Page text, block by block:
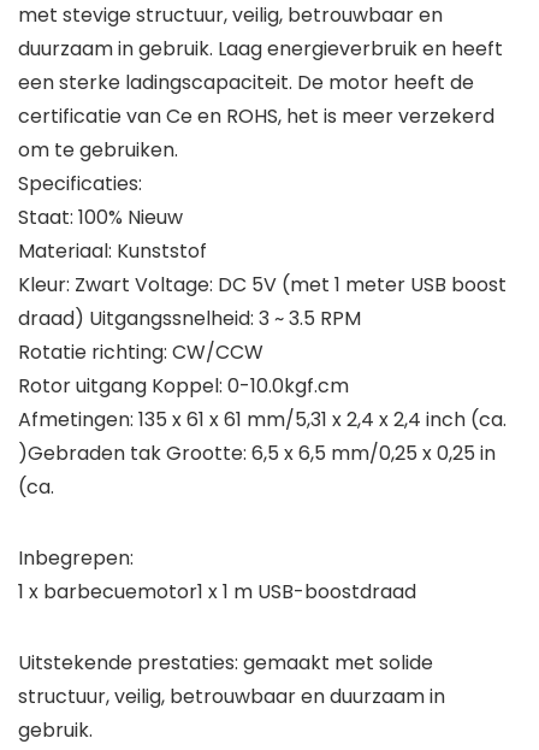
met stevige structuur, veilig, betrouwbaar en
duurzaam in gebruik. Laag energieverbruik en heeft
een sterke ladingscapaciteit. De motor heeft de
certificatie van Ce en ROHS, het is meer verzekerd
om te gebruiken.
Specificaties:
Staat: 100% Nieuw
Materiaal: Kunststof
Kleur: Zwart Voltage: DC 5V (met 1 meter USB boost
draad) Uitgangssnelheid: 3 ~ 3.5 RPM
Rotatie richting: CW/CCW
Rotor uitgang Koppel: 0-10.0kgf.cm
Afmetingen: 135 x 61 x 61 mm/5,31 x 2,4 x 2,4 inch (ca.
)Gebraden tak Grootte: 6,5 x 6,5 mm/0,25 x 0,25 in
(ca.
Inbegrepen:
1 x barbecuemotor1 x 1 m USB-boostdraad
Uitstekende prestaties: gemaakt met solide
structuur, veilig, betrouwbaar en duurzaam in
gebruik.